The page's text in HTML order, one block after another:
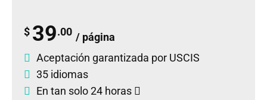
$ 39.00 / página
Aceptación garantizada por USCIS
35 idiomas
En tan solo 24 horas